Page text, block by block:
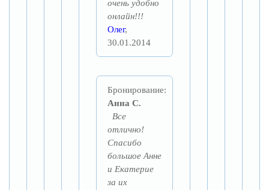
очень удобно
онлайн!!!
Олег,
30.01.2014
Бронирование:
Анна С.
Все
отлично!
Спасибо
большое Анне
и Екатерие
за их